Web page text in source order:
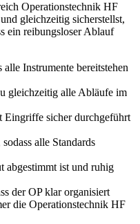
Operationstechnik HF
gleichzeitig sicherstellst,
ein reibungsloser Ablauf
alle Instrumente bereitstehen
gleichzeitig alle Abläufe im
Eingriffe sicher durchgeführt
alle Standards
abgestimmt ist und ruhig
der OP klar organisiert
die Operationstechnik HF